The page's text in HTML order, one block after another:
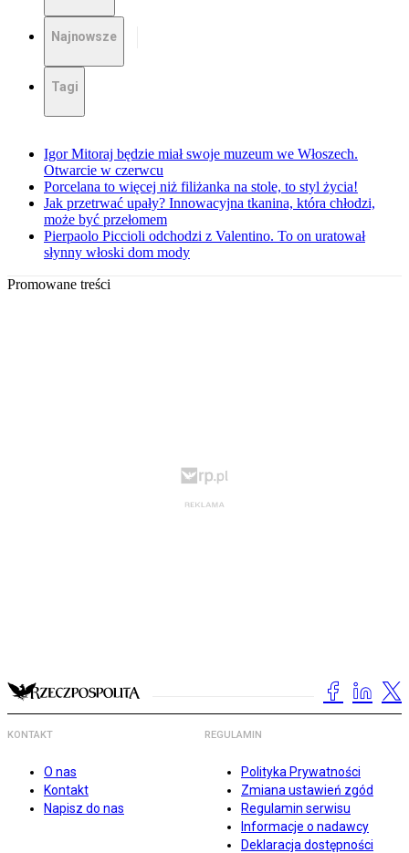
Najnowsze
Tagi
Igor Mitoraj będzie miał swoje muzeum we Włoszech.
Otwarcie w czerwcu
Porcelana to więcej niż filiżanka na stole, to styl życia!
Jak przetrwać upały? Innowacyjna tkanina, która chłodzi,
może być przełomem
Pierpaolo Piccioli odchodzi z Valentino. To on uratował
słynny włoski dom mody
Promowane treści
KONTAKT
O nas
Kontakt
Napisz do nas
REGULAMIN
Polityka Prywatności
Zmiana ustawień zgód
Regulamin serwisu
Informacje o nadawcy
Deklaracja dostępności